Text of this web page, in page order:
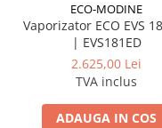
ECO-MODINE
Vaporizator ECO EVS
| EVS181ED
2.625,00 Lei
TVA inclus
ADAUGA IN COS